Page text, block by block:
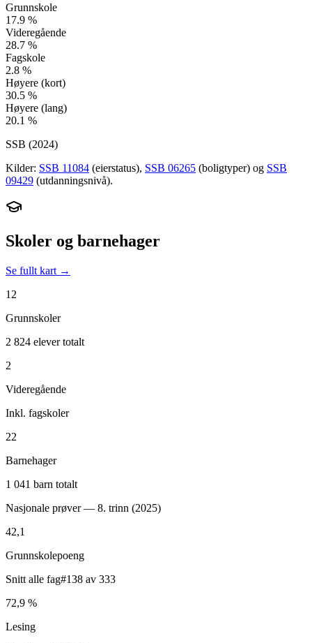
Grunnskole
17.9 %
Videregående
28.7 %
Fagskole
2.8 %
Høyere (kort)
30.5 %
Høyere (lang)
20.1 %
SSB (2024)
Kilder: SSB 11084 (eierstatus), SSB 06265 (boligtyper) og SSB
09429 (utdanningsnivå).
Skoler og barnehager
Se fullt kart →
12
Grunnskoler
2 824 elever totalt
2
Videregående
Inkl. fagskoler
22
Barnehager
1 041 barn totalt
Nasjonale prøver — 8. trinn (2025)
42,1
Grunnskolepoeng
Snitt alle fag#138 av 333
72,9 %
Lesing